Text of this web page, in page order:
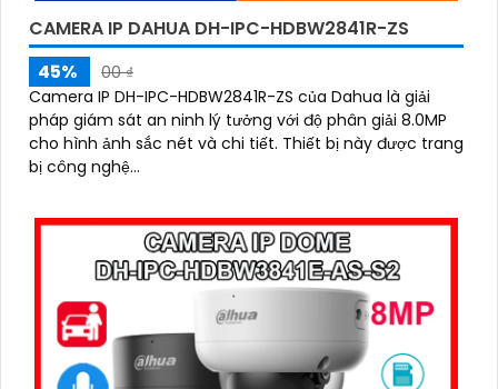
CAMERA IP DAHUA DH-IPC-HDBW2841R-ZS
45%
00 ₫
Camera IP DH-IPC-HDBW2841R-ZS của Dahua là giải
pháp giám sát an ninh lý tưởng với độ phân giải 8.0MP
cho hình ảnh sắc nét và chi tiết. Thiết bị này được trang
bị công nghệ...